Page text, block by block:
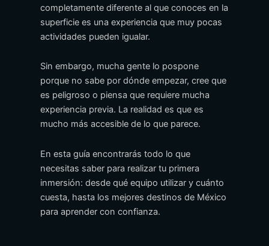
completamente diferente al que conoces en la
superficie es una experiencia que muy pocas
actividades pueden igualar.
Sin embargo, mucha gente lo pospone
porque no sabe por dónde empezar, cree que
es peligroso o piensa que requiere mucha
experiencia previa. La realidad es que es
mucho más accesible de lo que parece.
En esta guía encontrarás todo lo que
necesitas saber para realizar tu primera
inmersión: desde qué equipo utilizar y cuánto
cuesta, hasta los mejores destinos de México
para aprender con confianza.